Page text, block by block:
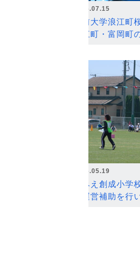
2026.07.15
弘前大学浪江
浪江町・富岡町
2026.05.19
なみえ創成小学
の運営補助を行